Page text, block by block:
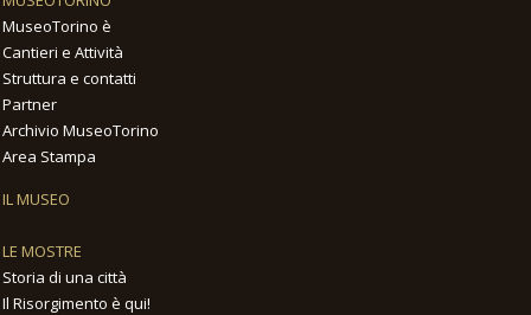
MuseoTorino è
Cantieri e Attività
Struttura e contatti
Partner
Archivio MuseoTorino
Area Stampa
IL MUSEO
LE MOSTRE
Storia di una città
Il Risorgimento è qui!